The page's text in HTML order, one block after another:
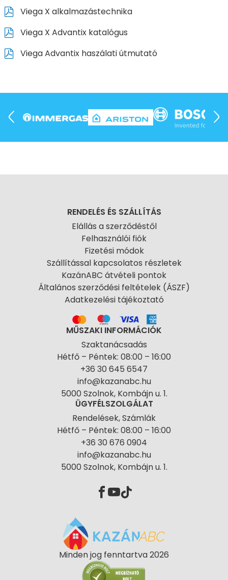
Viega X alkalmazástechnika
Viega X Advantix katalógus
Viega Advantix haszálati útmutató
RENDELÉS ÉS SZÁLLÍTÁS
Elállás a szerződéstől
Felhasználói fiók
Fizetési módok
Szállítással kapcsolatos részletek
KazánABC átvételi pontok
Általános szerződési feltételek (ÁSZF)
Adatkezelési tájékoztató
MŰSZAKI INFORMÁCIÓK
Szaktanácsadás
Hétfő – Péntek: 08:00 – 16:00
+36 30 645 6547
info@kazanabc.hu
5000 Szolnok, Kombájn u. 1.
ÜGYFÉLSZOLGÁLAT
Rendelések, Számlák
Hétfő – Péntek: 08:00 – 16:00
+36 30 676 0904
info@kazanabc.hu
5000 Szolnok, Kombájn u. 1.
Minden jog fenntartva 2026